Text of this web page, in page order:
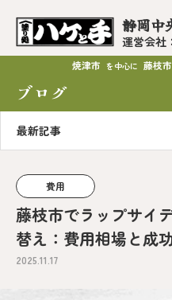
静岡中
運営会社
焼津市 を中心に 藤枝市
ブログ
最新記事
費用
藤枝市でラップサイ
替え：費用相場と成
2025.11.17